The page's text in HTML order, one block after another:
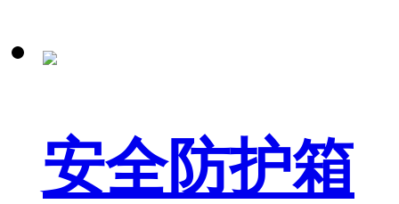
安全防护箱